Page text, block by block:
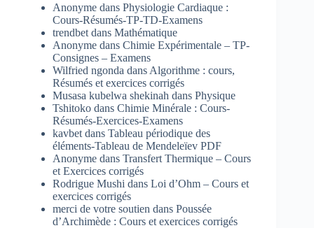
Anonyme dans Physiologie Cardiaque :
Cours-Résumés-TP-TD-Examens
trendbet dans Mathématique
Anonyme dans Chimie Expérimentale – TP-
Consignes – Examens
Wilfried ngonda dans Algorithme : cours,
Résumés et exercices corrigés
Musasa kubelwa shekinah dans Physique
Tshitoko dans Chimie Minérale : Cours-
Résumés-Exercices-Examens
kavbet dans Tableau périodique des
éléments-Tableau de Mendeleïev PDF
Anonyme dans Transfert Thermique – Cours
et Exercices corrigés
Rodrigue Mushi dans Loi d’Ohm – Cours et
exercices corrigés
merci de votre soutien dans Poussée
d’Archimède : Cours et exercices corrigés